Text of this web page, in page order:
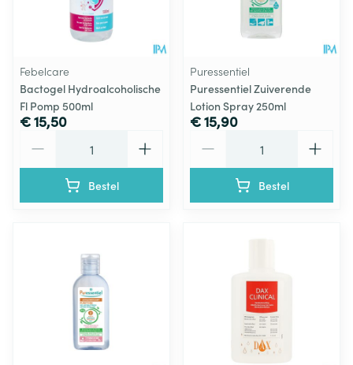
Febelcare
Bactogel Hydroalcoholische
Fl Pomp 500ml
€ 15,50
Bestel
Puressentiel
Puressentiel Zuiverende
Lotion Spray 250ml
€ 15,90
Bestel